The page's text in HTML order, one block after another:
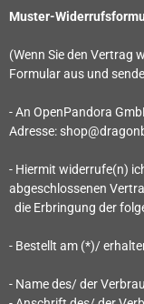
Muster-
(Wenn Sie den Vertrag
Formular aus und
- An OpenPandora
Adresse:
- Hiermit widerrufe(n)
abgeschlossenen
die Erbringung der
- Bestellt am (*)/
- Name des/ der